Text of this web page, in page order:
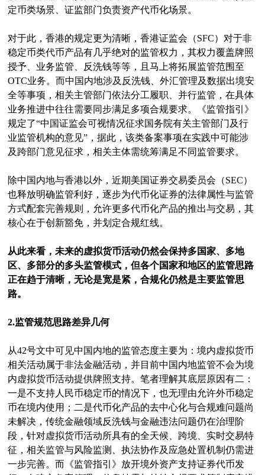
定币类场景、证监部门负责资产代币化场景。
对于此，香港的规定更为清晰，香港证监会（SFC）对于非
稳定币类代币产品有几乎绝对的监管权力，其权力覆盖牌照
授予、业务监管、反洗钱等等，且马上将拓展监管范围至
OTC业务。而中国内地涉及反洗钱、外汇管理及数据出境安
全等事项，相关主管部门依法分工履职、并行监管，在具体
业务推进中往往需要同步满足多项合规要求。《监管指引》
规定了“中国证监会可视情况征求国务院有关主管部门及行
业监管机构的意见”，据此，该类备案事项在实践中可能涉
及跨部门意见征求，相关主体需统筹满足不同监管要求。
除中国内地与香港以外，近期美国证券交易委员会（SEC）
也释放明确监管利好，逐步为代币化证券的法律属性与监管
方式配套完善规则，允许更多代币化产品的推出与交易，其
核心在于创新豁免，并划定合规红线。
从此来看，未来的虚拟货币活动仍然会保持多国家、多地
区、多部分的多头监管模式，但各个国家和地区的监管思路
正在趋于清晰，无论是宽是紧，合规化仍然是主要监管思
路。
2.监管规范思路差异几何
从42号文中可见中国内地的监管态度主要为：境内虚拟货币
相关活动属于非法金融活动，并目前中国内地监管不会为境
内虚拟货币活动提供牌照支持。笔者理解其底层原因有二：
一是不支持人民币稳定币的情况下，也无理由允许外币稳定
币在境内使用；二是代币化产品的去中心化与合规难问题尚
未解决，传统金融领域反洗钱与金融违法问题仍在治理阶
段，针对虚拟货币活动所具有的全天候、跨境、实时交易特
征，相关监管与风险监测、执法协作及应急处置机制仍需进
一步完善。而《监管指引》放开境外资产支持证券代币发